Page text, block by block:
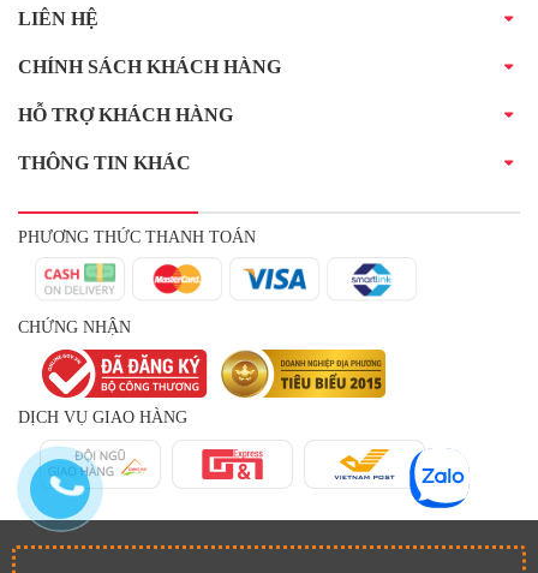
LIÊN HỆ
CHÍNH SÁCH KHÁCH HÀNG
HỖ TRỢ KHÁCH HÀNG
THÔNG TIN KHÁC
PHƯƠNG THỨC THANH TOÁN
CHỨNG NHẬN
DỊCH VỤ GIAO HÀNG